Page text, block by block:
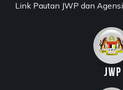
Link Pautan JWP dan Agensi